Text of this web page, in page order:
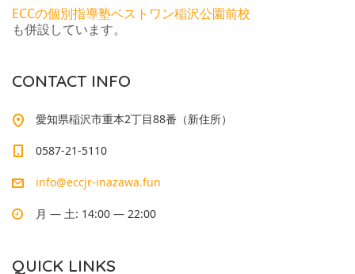
ECCの個別指導塾ベストワン稲沢公園前校
も併設しています。
CONTACT INFO
愛知県稲沢市重本2丁目88番（新住所）
0587-21-5110
info@eccjr-inazawa.fun
月 — 土: 14:00 — 22:00
QUICK LINKS